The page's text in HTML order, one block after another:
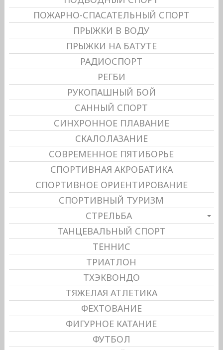
ПОЖАРНО-СПАСАТЕЛЬНЫЙ СПОРТ
ПРЫЖКИ В ВОДУ
ПРЫЖКИ НА БАТУТЕ
РАДИОСПОРТ
РЕГБИ
РУКОПАШНЫЙ БОЙ
САННЫЙ СПОРТ
СИНХРОННОЕ ПЛАВАНИЕ
СКАЛОЛАЗАНИЕ
СОВРЕМЕННОЕ ПЯТИБОРЬЕ
СПОРТИВНАЯ АКРОБАТИКА
СПОРТИВНОЕ ОРИЕНТИРОВАНИЕ
СПОРТИВНЫЙ ТУРИЗМ
СТРЕЛЬБА
ТАНЦЕВАЛЬНЫЙ СПОРТ
ТЕННИС
ТРИАТЛОН
ТХЭКВОНДО
ТЯЖЕЛАЯ АТЛЕТИКА
ФЕХТОВАНИЕ
ФИГУРНОЕ КАТАНИЕ
ФУТБОЛ